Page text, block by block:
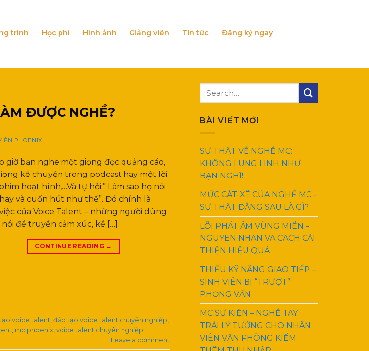
trình Học phí Hình ảnh Giảng viên Tin tức Đăng ký ngay
ĐƯỢC NGHỀ?
PHOENIX
giờ bạn nghe một giọng đọc quảng cáo,
kể chuyện trong podcast hay một lời
hoạt hình,…Và tự hỏi:” Làm sao họ nói
và cuốn hút như thế”. Đó chính là
của Voice Talent – những người dùng
để truyền cảm xúc, kể […]
CONTINUE READING →
voice talent đào tạo voice talent chuyên nghiệp
mc phoenix voice talent chuyên nghiệp
Leave a comment
BÀI VIẾT MỚI
SỰ THẬT VỀ NGHỀ MC:
KHÔNG LUNG LINH NHƯ
BẠN NGHĨ!
MỨC CÁT-XÊ CỦA NGHỀ MC –
SỰ THẬT ĐẰNG SAU LÀ GÌ?
LỖI PHÁT ÂM VÙNG MIỀN –
NGUYÊN NHÂN VÀ CÁCH CẢI
THIỆN HIỆU QUẢ
THIẾU KỸ NĂNG GIAO TIẾP –
SINH VIÊN BỊ “TRƯỢT”
PHỎNG VẤN
MC SỰ KIỆN – NGHỀ TAY
TRÁI LÝ TƯỞNG CHO NHÂN
VIÊN VĂN PHÒNG KIẾM